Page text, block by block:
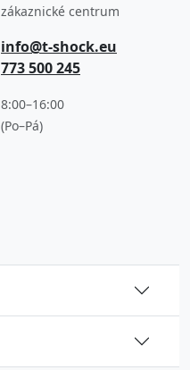
zákaznické centrum
info@t-shock.eu
773 500 245
8:00–16:00
(Po–Pá)